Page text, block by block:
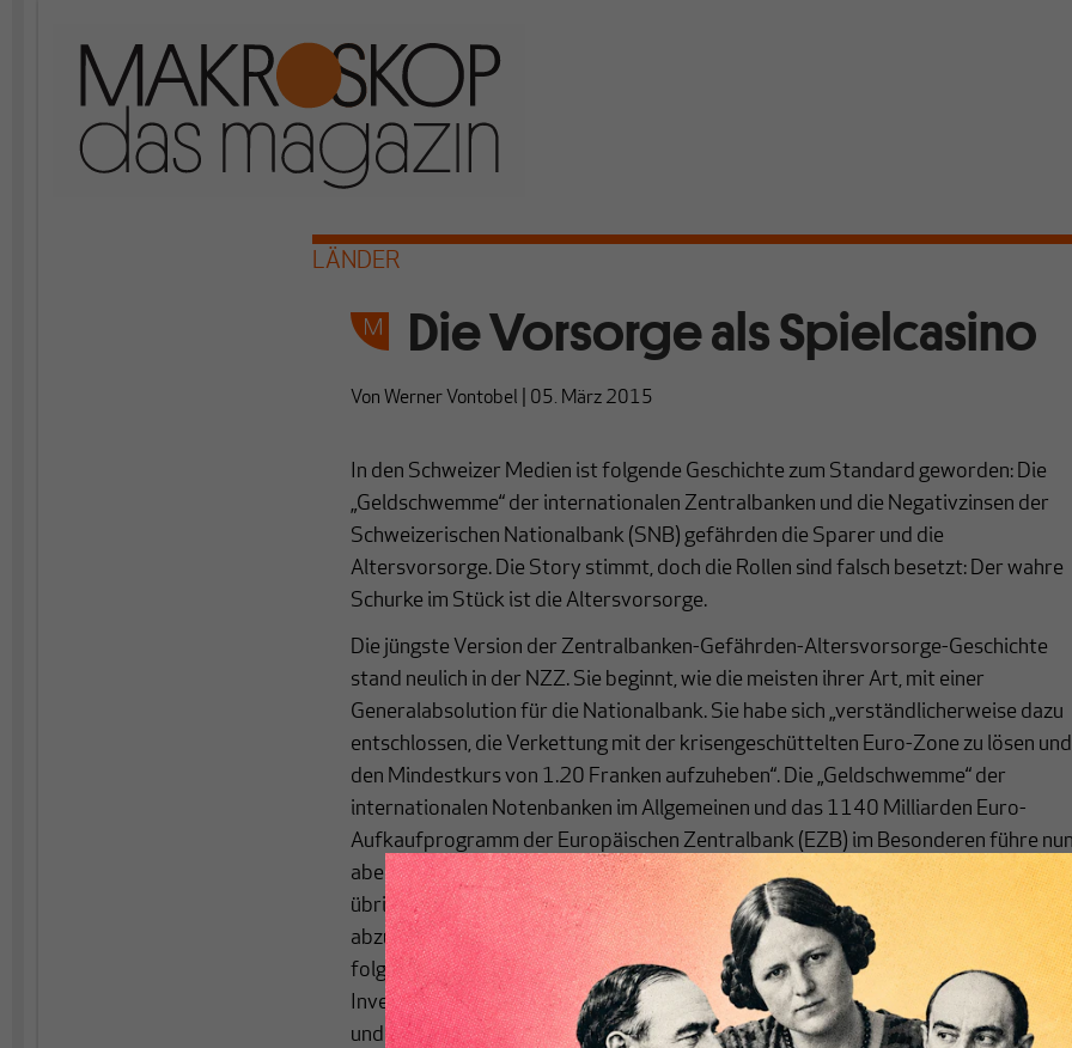
LÄNDER
Die Vorsorge als Spielcasino
Von Werner Vontobel 05. März 2015
In den Schweizer Medien ist folgende Geschichte zum Standard geworden: Die
„Geldschwemme“ der internationalen Zentralbanken und die Negativzinsen der
Schweizerischen Nationalbank (SNB) gefährden die Sparer und die
Altersvorsorge. Die Story stimmt, doch die Rollen sind falsch besetzt: Der wahre
Schurke im Stück ist die Altersvorsorge.
Die jüngste Version der Zentralbanken-Gefährden-Altersvorsorge-Geschichte
stand neulich in der NZZ. Sie beginnt, wie die meisten ihrer Art, mit einer
Generalabsolution für die Nationalbank. Sie habe sich „verständlicherweise dazu
entschlossen, die Verkettung mit der krisengeschüttelten Euro-Zone zu lösen und
den Mindestkurs von 1.20 Franken aufzuheben“. Die „Geldschwemme“ der
internationalen Notenbanken im Allgemeinen und das 1140 Milliarden Euro-
Aufkaufprogramm der Europäischen Zentralbank (EZB) im Besonderen führe nun
aber zu einer Flucht in den Schweizer Franken, womit der SNB „nichts anderes
übrig bleibe“, als die Investoren mit einem Negativzins von 0,75 Prozent
abzuschrecken. Doch die tiefen Zinsen führten, so die NZZ weiter, leider zu
folgenden negativen Konsequenzen: Sie begünstigten die Fehlallokation von
Investitionen, verstärkten die laufende Umverteilung von Sparern zu Schuldnern
und gefährdeten die Ersparnisse der Bürger, sowie deren Altersvorsorge.